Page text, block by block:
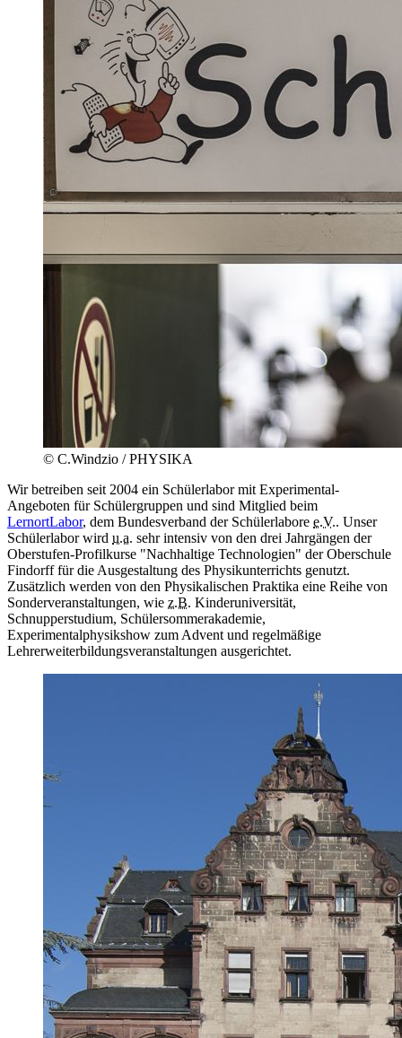
© C.Windzio / PHYSIKA
Wir betreiben seit 2004 ein Schülerlabor mit Experimental-
Angeboten für Schülergruppen und sind Mitglied beim
LernortLabor, dem Bundesverband der Schülerlabore e.V.. Unser
Schülerlabor wird u.a. sehr intensiv von den drei Jahrgängen der
Oberstufen-Profilkurse "Nachhaltige Technologien" der Oberschule
Findorff für die Ausgestaltung des Physikunterrichts genutzt.
Zusätzlich werden von den Physikalischen Praktika eine Reihe von
Sonderveranstaltungen, wie z.B. Kinderuniversität,
Schnupperstudium, Schülersommerakademie,
Experimentalphysikshow zum Advent und regelmäßige
Lehrerweiterbildungsveranstaltungen ausgerichtet.